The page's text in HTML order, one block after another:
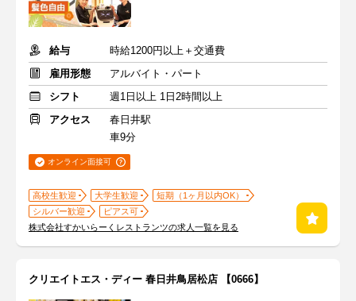
給与
時給1200円以上＋交通費
雇用形態
アルバイト・パート
シフト
週1日以上 1日2時間以上
アクセス
春日井駅
車9分
オンライン面接可
高校生歓迎 大学生歓迎
短期（1ヶ月以内OK）
シルバー歓迎
ピアス可
株式会社すかいらーくレストランツの求人一覧を見る
クリエイトエス・ディー 春日井鳥居松店 【0666】